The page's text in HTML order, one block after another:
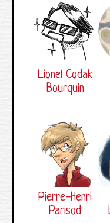
Lionel Codak
Bourquin
Pierre-Henri
Parisod